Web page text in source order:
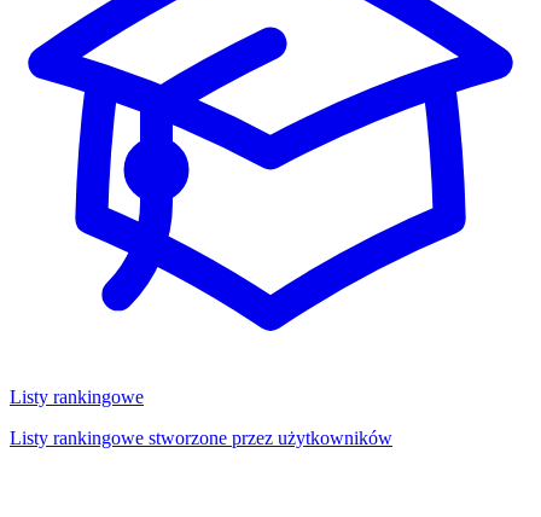
Listy rankingowe
Listy rankingowe stworzone przez użytkowników